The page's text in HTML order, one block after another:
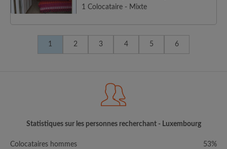
1 Colocataire - Mixte
1 2 3 4 5 6
Statistiques sur les personnes recherchant - Luxembourg
Colocataires hommes
53%